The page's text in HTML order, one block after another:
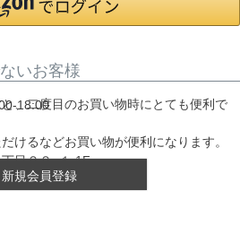
18:00
目２２−１ 1F
いお客様
、二度目のお買い物時にとても便利で
けるなどお買い物が便利になります。
新規会員登録